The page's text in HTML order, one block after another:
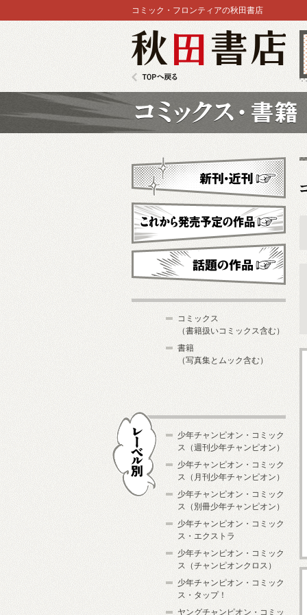
コミック・フロンティアの秋田書店
新刊・近刊
これから発売予定
コミックス
（書籍扱いコミックス含む）
書籍
（写真集とムック含む）
少年チャンピオン・コミック
ス（週刊少年チャンピオン）
少年チャンピオン・コミック
ス（月刊少年チャンピオン）
少年チャンピオン・コミック
ス（別冊少年チャンピオン）
少年チャンピオン・コミック
ス・エクストラ
少年チャンピオン・コミック
ス（チャンピオンクロス）
少年チャンピオン・コミック
ス・タップ！
ヤングチャンピオン・コミッ